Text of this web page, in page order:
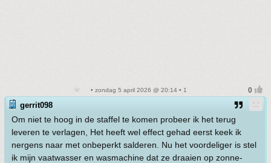
• zondag 5 april 2026 @ 20:14 • 1
gerrit098
Om niet te hoog in de staffel te komen probeer ik het terug
leveren te verlagen, Het heeft wel effect gehad eerst keek ik
nergens naar met onbeperkt salderen. Nu het voordeliger is stel
ik mijn vaatwasser en wasmachine dat ze draaien op zonne-